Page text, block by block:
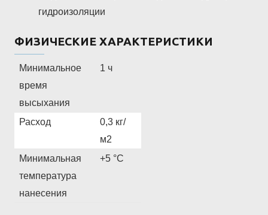
гидроизоляции
ФИЗИЧЕСКИЕ ХАРАКТЕРИСТИКИ
Минимальное
время
высыхания
1 ч
Расход
0,3 кг/
м2
Минимальная
температура
нанесения
+5 °C